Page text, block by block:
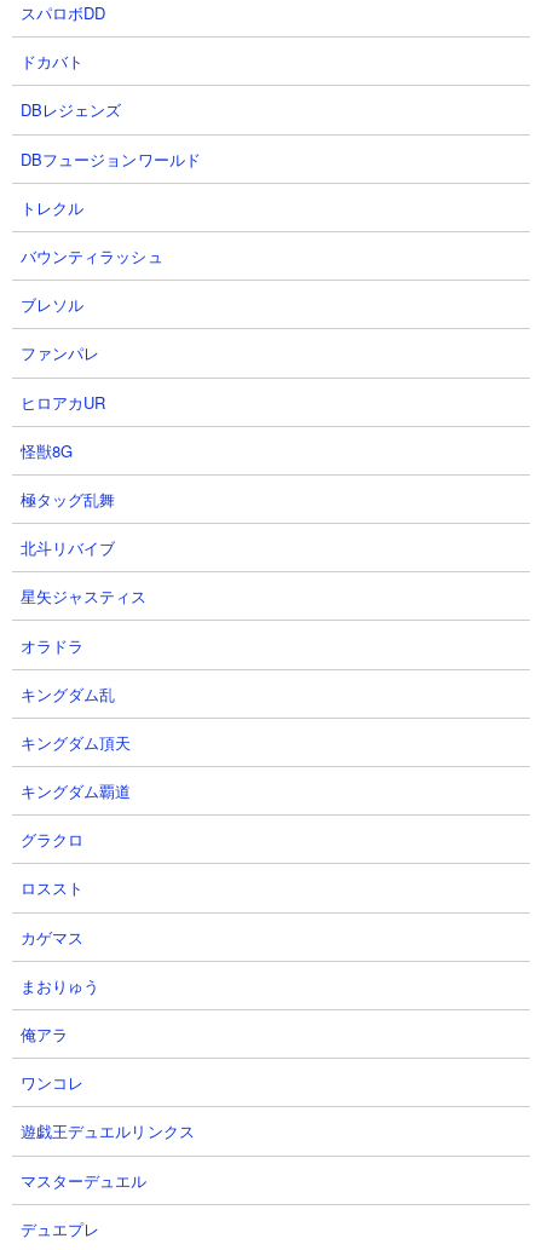
（※ 数値は「にゃんこ大戦争DB」さんを参考にしています）
【特性】
浮属性にめっぽう強い
波動無効
ふっとばす無効
動きを止める無効
動きを遅くする無効
攻撃力低下無効
ワープ無効
古代の呪い無効
【本能】
まだ実装されていません
●ネコセイバーオルタの使い勝手
スパロボDD
ドカバト
DBレジェンズ
DBフュージョンワールド
トレクル
バウンティラッシュ
ブレソル
ファンパレ
ヒロアカUR
怪獣8G
極タッグ乱舞
北斗リバイブ
星矢ジャスティス
オラドラ
キングダム乱
キングダム頂天
キングダム覇道
グラクロ
ロススト
カゲマス
まおりゅう
俺アラ
ワンコレ
遊戯王デュエルリンクス
マスターデュエル
デュエプレ